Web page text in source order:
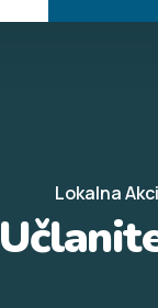
Lokalna